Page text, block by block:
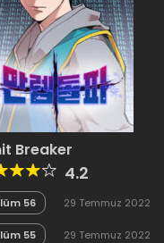
Breaker
4.2
56 29 Temmuz 2022
55 29 Temmuz 2022